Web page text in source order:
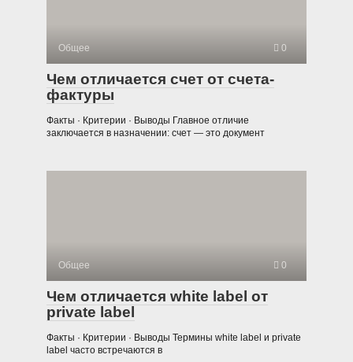
Общее 0
Чем отличается счет от счета-
фактуры
Факты · Критерии · Выводы Главное отличие
заключается в назначении: счет — это документ
Общее 0
Чем отличается white label от
private label
Факты · Критерии · Выводы Термины white label и private
label часто встречаются в